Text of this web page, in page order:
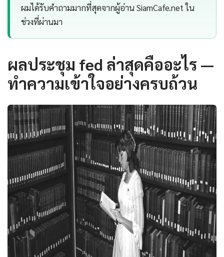
ผมได้รับคำถามมากที่สุดจากผู้อ่าน SiamCafe.net ใน
ช่วงที่ผ่านมา
ผลประชุม fed ล่าสุดคืออะไร —
ทำความเข้าใจอย่างครบถ้วน